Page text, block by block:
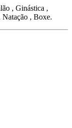
, Ginástica ,
, Boxe.